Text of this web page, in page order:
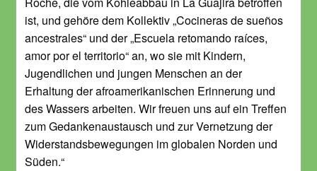
ist, und gehöre dem Kollektiv „Cocineras de sueños
ancestrales“ und der „Escuela retomando raíces,
amor por el territorio“ an, wo sie mit Kindern,
Jugendlichen und jungen Menschen an der
Erhaltung der afroamerikanischen Erinnerung und
des Wassers arbeiten. Wir freuen uns auf ein Treffen
zum Gedankenaustausch und zur Vernetzung der
Widerstandsbewegungen im globalen Norden und
Süden.“